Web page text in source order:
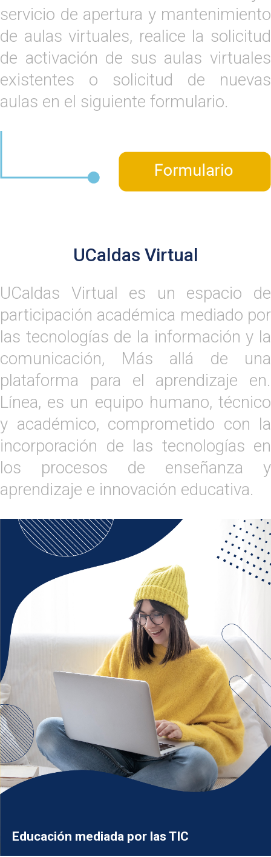
servicio de apertura y mantenimiento
de aulas virtuales, realice la solicitud
de activación de sus aulas virtuales
existentes o solicitud de nuevas
aulas en el siguiente formulario.
UCaldas Virtual
UCaldas Virtual es un espacio de
participación académica mediado por
las tecnologías de la información y la
comunicación, Más allá de una
plataforma para el aprendizaje en.
Línea, es un equipo humano, técnico
y académico, comprometido con la
incorporación de las tecnologías en
los procesos de enseñanza y
aprendizaje e innovación educativa.
Educación mediada por las TIC